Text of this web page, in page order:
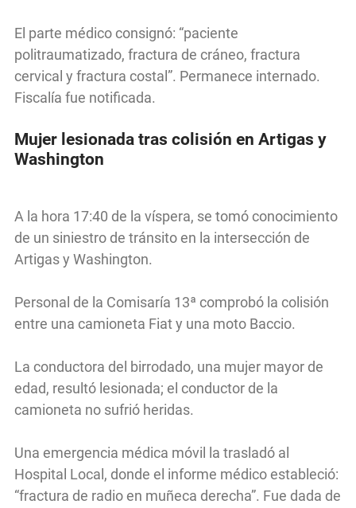
El parte médico consignó: “paciente
politraumatizado, fractura de cráneo, fractura
cervical y fractura costal”. Permanece internado.
Fiscalía fue notificada.
Mujer lesionada tras colisión en Artigas y
Washington
A la hora 17:40 de la víspera, se tomó conocimiento
de un siniestro de tránsito en la intersección de
Artigas y Washington.
Personal de la Comisaría 13ª comprobó la colisión
entre una camioneta Fiat y una moto Baccio.
La conductora del birrodado, una mujer mayor de
edad, resultó lesionada; el conductor de la
camioneta no sufrió heridas.
Una emergencia médica móvil la trasladó al
Hospital Local, donde el informe médico estableció:
“fractura de radio en muñeca derecha”. Fue dada de